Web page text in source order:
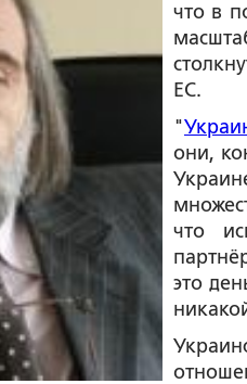
что в
ЕС.
"
они,
что
это